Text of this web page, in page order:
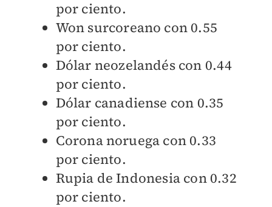
por ciento.
Won surcoreano con 0.55
por ciento.
Dólar neozelandés con 0.44
por ciento.
Dólar canadiense con 0.35
por ciento.
Corona noruega con 0.33
por ciento.
Rupia de Indonesia con 0.32
por ciento.